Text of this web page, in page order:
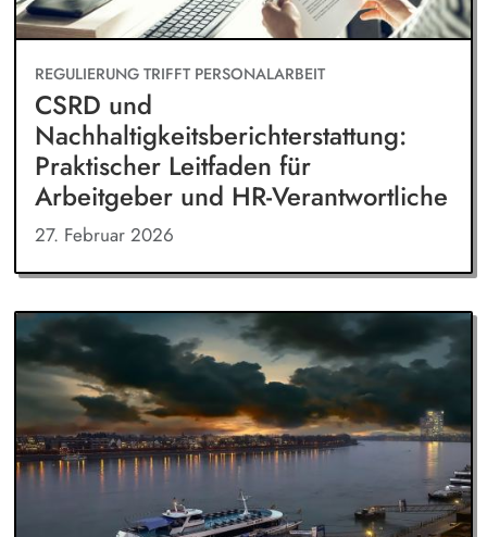
REGULIERUNG TRIFFT PERSONALARBEIT
CSRD und
Nachhaltigkeitsberichterstattung:
Praktischer Leitfaden für
Arbeitgeber und HR-Verantwortliche
27. Februar 2026